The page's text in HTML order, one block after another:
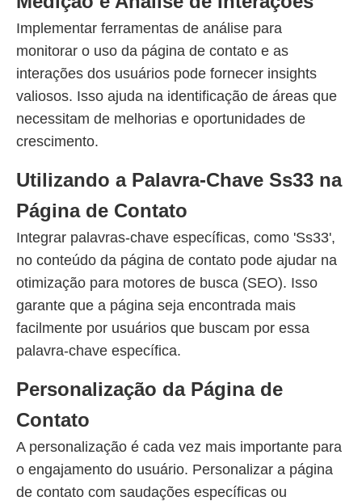
Implementar ferramentas de análise para
monitorar o uso da página de contato e as
interações dos usuários pode fornecer insights
valiosos. Isso ajuda na identificação de áreas que
necessitam de melhorias e oportunidades de
crescimento.
Utilizando a Palavra-Chave Ss33 na
Página de Contato
Integrar palavras-chave específicas, como 'Ss33',
no conteúdo da página de contato pode ajudar na
otimização para motores de busca (SEO). Isso
garante que a página seja encontrada mais
facilmente por usuários que buscam por essa
palavra-chave específica.
Personalização da Página de
Contato
A personalização é cada vez mais importante para
o engajamento do usuário. Personalizar a página
de contato com saudações específicas ou